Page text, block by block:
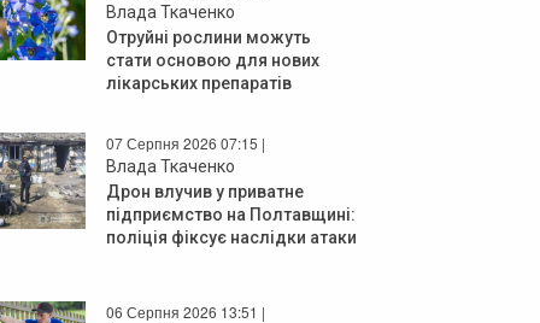
Влада Ткаченко
Отруйні рослини можуть
стати основою для нових
лікарських препаратів
07 Серпня 2026 07:15 |
Влада Ткаченко
Дрон влучив у приватне
підприємство на Полтавщині:
поліція фіксує наслідки атаки
06 Серпня 2026 13:51 |